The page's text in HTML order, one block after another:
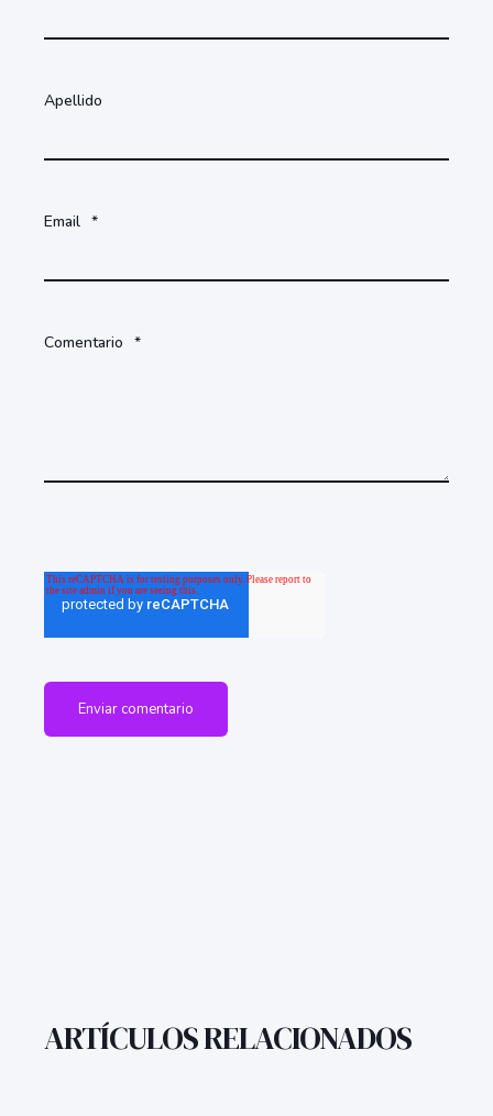
Apellido
Email *
Comentario *
ARTÍCULOS RELACIONADOS